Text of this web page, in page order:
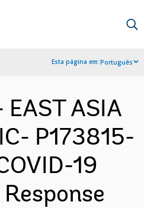
Esta página em:Português
ASIA
P173815-
19